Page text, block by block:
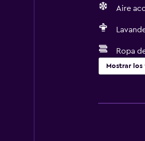
Aire
Ropa
Mostrar los
Tetera